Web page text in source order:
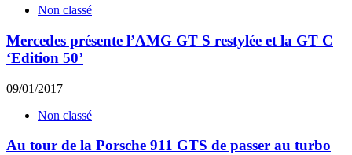
Non classé
Mercedes présente l’AMG GT S restylée et la GT C
‘Edition 50’
09/01/2017
Non classé
Au tour de la Porsche 911 GTS de passer au turbo